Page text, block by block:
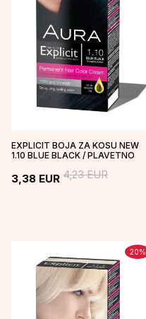
EXPLICIT BOJA ZA KOSU NEW
1.10 BLUE BLACK / PLAVETNO
3,38 EUR 4,23EUR
20%